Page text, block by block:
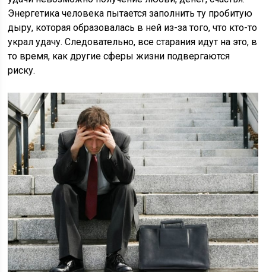
Энергетика человека пытается заполнить ту пробитую
дыру, которая образовалась в ней из-за того, что кто-то
украл удачу. Следовательно, все старания идут на это, в
то время, как другие сферы жизни подвергаются
риску.